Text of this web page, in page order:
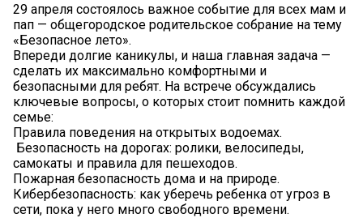
29 апреля состоялось важное событие для всех мам и
пап — общегородское родительское собрание на тему
«Безопасное лето».
Впереди долгие каникулы, и наша главная задача —
сделать их максимально комфортными и
безопасными для ребят. На встрече обсуждались
ключевые вопросы, о которых стоит помнить каждой
семье:
Правила поведения на открытых водоемах.
‍ Безопасность на дорогах: ролики, велосипеды,
самокаты и правила для пешеходов.
Пожарная безопасность дома и на природе.
Кибербезопасность: как уберечь ребенка от угроз в
сети, пока у него много свободного времени.